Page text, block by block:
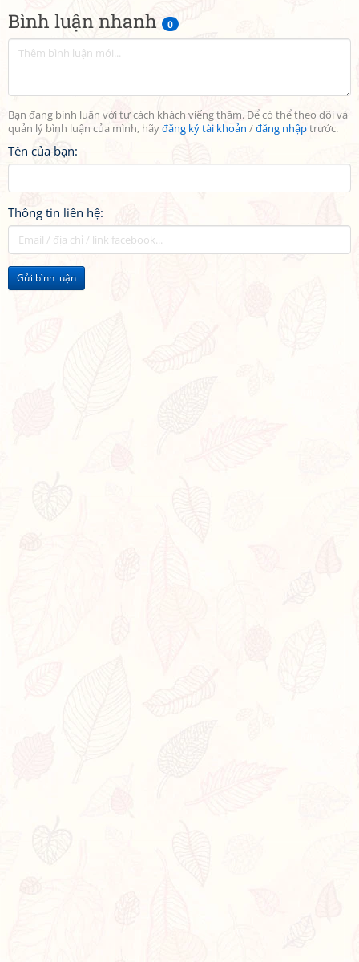
Bình luận nhanh 0
Bạn đang bình luận với tư cách khách viếng thăm. Để có thể theo dõi và
quản lý bình luận của mình, hãyđăng ký tài khoản /đăng nhậptrước.
Tên của bạn:
Thông tin liên hệ:
Gửi bình luận